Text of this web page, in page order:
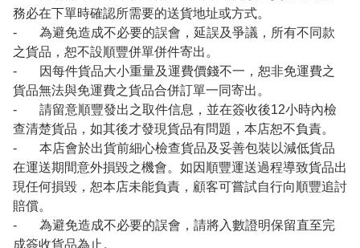
務必在下單時確認所需要的送貨地址或方式。
- 為避免造成不必要的誤會，延誤及爭議，所有不同款
之貨品，恕不設順豐併單併件寄出。
- 因每件貨品大小重量及運費價錢不一，恕非免運費之
貨品無法與免運費之貨品合併訂單一同寄出。
- 請留意順豐發出之取件信息，並在簽收後12小時內檢
查清楚貨品，如其後才發現貨品有問題，本店恕不負責。
- 本店會於出貨前細心檢查貨品及妥善包裝以減低貨品
在運送期間意外損毀之機會。如因順豐運送過程導致貨品出
現任何損毀，恕本店未能負責，顧客可嘗試自行向順豐追討
賠償。
- 為避免造成不必要的誤會，請將入數證明保留直至完
成簽收貨品為止。